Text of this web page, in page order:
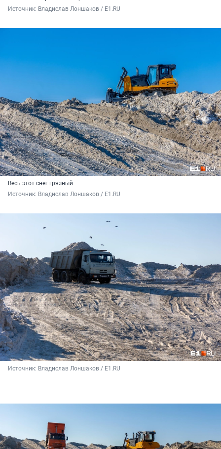
Источник: Владислав Лоншаков / E1.RU
Весь этот снег грязный
Источник: Владислав Лоншаков / E1.RU
Источник: Владислав Лоншаков / E1.RU